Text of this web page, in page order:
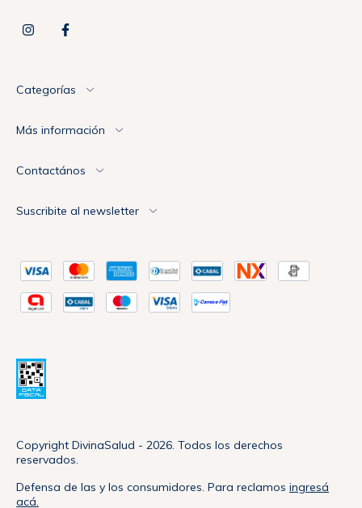
Categorías
Más información
Contactános
Suscribite al newsletter
Copyright DivinaSalud - 2026. Todos los derechos
reservados.
Defensa de las y los consumidores. Para reclamos ingresá
acá.